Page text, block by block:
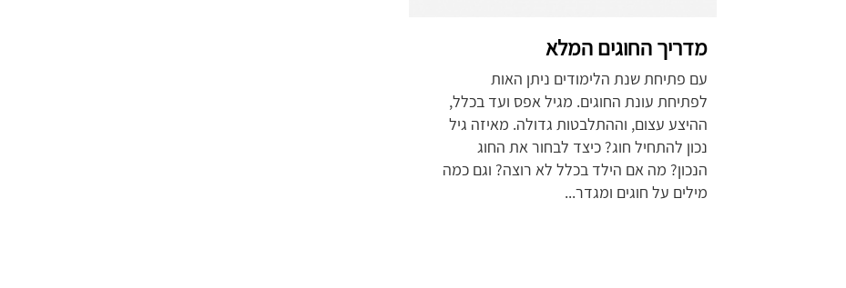
מדריך החוגים המלא
עם פתיחת שנת הלימודים ניתן האות
לפתיחת עונת החוגים. מגיל אפס ועד בכלל,
ההיצע עצום, וההתלבטות גדולה. מאיזה גיל
נכון להתחיל חוג? כיצד לבחור את החוג
הנכון? מה אם הילד בכלל לא רוצה? וגם כמה
מילים על חוגים ומגדר...